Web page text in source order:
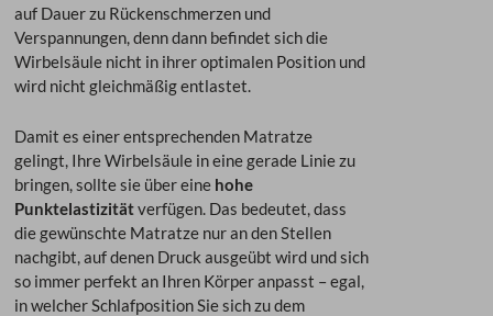
auf Dauer zu Rückenschmerzen und
Verspannungen, denn dann befindet sich die
Wirbelsäule nicht in ihrer optimalen Position und
wird nicht gleichmäßig entlastet.
Damit es einer entsprechenden Matratze
gelingt, Ihre Wirbelsäule in eine gerade Linie zu
bringen, sollte sie über eine hohe
Punktelastizitätverfügen. Das bedeutet, dass
die gewünschte Matratze nur an den Stellen
nachgibt, auf denen Druck ausgeübt wird und sich
so immer perfekt an Ihren Körper anpasst – egal,
in welcher Schlafposition Sie sich zu dem